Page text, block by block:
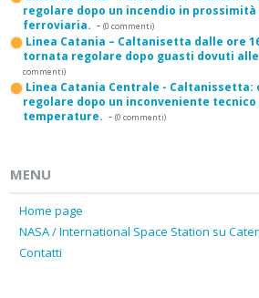
regolare dopo un incendio in prossimità
ferroviaria. - (0 commenti)
Linea Catania – Caltanisetta dalle ore
tornata regolare dopo guasti dovuti
commenti)
Linea Catania Centrale -
regolare dopo un inconveniente
temperature. - (0 commenti)
MENU
Home page
NASA / International Space Station su
Contatti